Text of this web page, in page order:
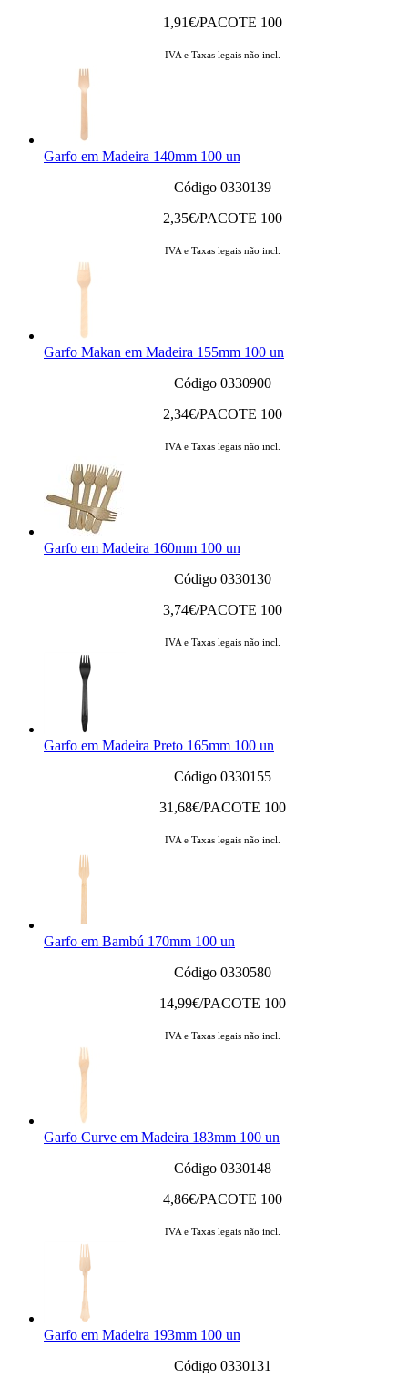
1,91€/PACOTE 100
IVA e Taxas legais não incl.
Garfo em Madeira 140mm 100 un
Código 0330139
2,35€/PACOTE 100
IVA e Taxas legais não incl.
Garfo Makan em Madeira 155mm 100 un
Código 0330900
2,34€/PACOTE 100
IVA e Taxas legais não incl.
Garfo em Madeira 160mm 100 un
Código 0330130
3,74€/PACOTE 100
IVA e Taxas legais não incl.
Garfo em Madeira Preto 165mm 100 un
Código 0330155
31,68€/PACOTE 100
IVA e Taxas legais não incl.
Garfo em Bambú 170mm 100 un
Código 0330580
14,99€/PACOTE 100
IVA e Taxas legais não incl.
Garfo Curve em Madeira 183mm 100 un
Código 0330148
4,86€/PACOTE 100
IVA e Taxas legais não incl.
Garfo em Madeira 193mm 100 un
Código 0330131